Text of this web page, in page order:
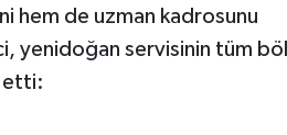
hem de uzman kadrosunu
yenidoğan servisinin tüm
etti: